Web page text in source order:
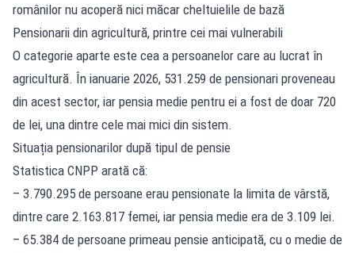
românilor nu acoperă nici măcar cheltuielile de bază
Pensionarii din agricultură, printre cei mai vulnerabili
O categorie aparte este cea a persoanelor care au lucrat în
agricultură. În ianuarie 2026, 531.259 de pensionari proveneau
din acest sector, iar pensia medie pentru ei a fost de doar 720
de lei, una dintre cele mai mici din sistem.
Situația pensionarilor după tipul de pensie
Statistica CNPP arată că:
– 3.790.295 de persoane erau pensionate la limita de vârstă,
dintre care 2.163.817 femei, iar pensia medie era de 3.109 lei.
– 65.384 de persoane primeau pensie anticipată, cu o medie de